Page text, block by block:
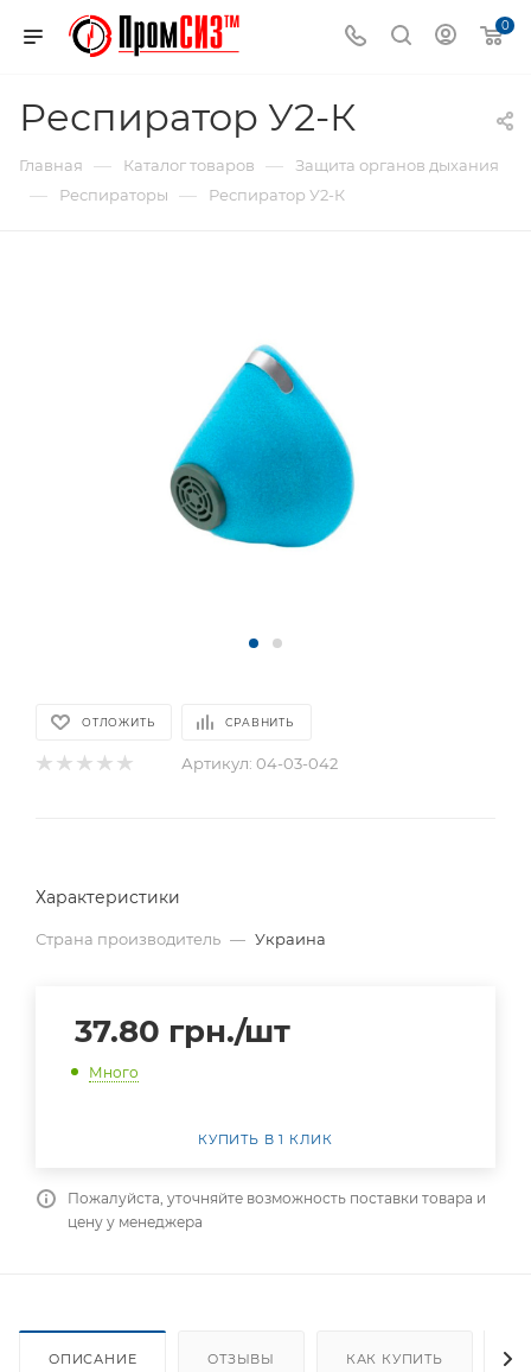
0
Респиратор У2-К
Главная — Каталог товаров — Защита органов дыхания
— Респираторы — Респиратор У2-К
ОТЛОЖИТЬ СРАВНИТЬ
Артикул: 04-03-042
Характеристики
Страна производитель — Украина
37.80 грн./шт
Много
КУПИТЬ В 1 КЛИК
Пожалуйста, уточняйте возможность поставки товара и
цену у менеджера
ОПИСАНИЕ ОТЗЫВЫ КАК КУПИТЬ